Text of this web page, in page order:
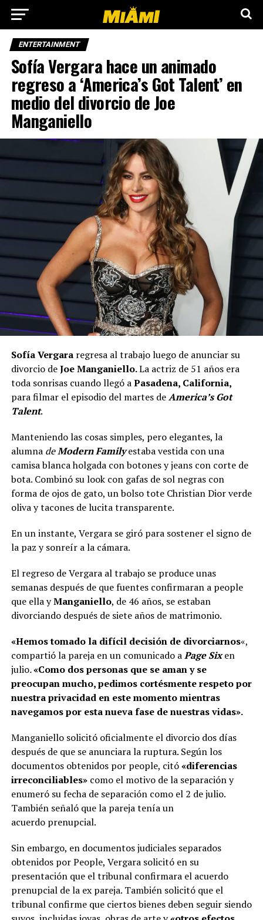
ENTERTAINMENT
Sofía Vergara hace un animado
regreso a ‘America’s Got Talent’ en
medio del divorcio de Joe
Manganiello
Sofía Vergararegresa al trabajo luego de anunciar su
divorcio deJoe Manganiello.La actriz de 51 años era
toda sonrisas cuando llegó aPasadena, California,
para filmar el episodio del martes deAmerica’s Got
Talent.
Manteniendo las cosas simples, pero elegantes, la
alumna deModern Familyestaba vestida con una
camisa blanca holgada con botones y jeans con corte de
bota. Combinó su look con gafas de sol negras con
forma de ojos de gato, un bolso tote Christian Dior verde
oliva y tacones de lucita transparente.
En un instante, Vergara se giró para sostener el signo de
la paz y sonreír a la cámara.
El regreso de Vergara al trabajo se produce unas
semanas después de que fuentes confirmaran a people
que ella yManganiello, de 46 años, se estaban
divorciando después de siete años de matrimonio.
«Hemos tomado la difícil decisión de divorciarnos«,
compartió la pareja en un comunicado aPage Six en
julio.«Como dos personas que se aman y se
preocupan mucho, pedimos cortésmente respeto por
nuestra privacidad en este momento mientras
navegamos por esta nueva fase de nuestras vidas».
Manganiello solicitó oficialmente el divorcio dos días
después de que se anunciara la ruptura. Según los
documentos obtenidos por people, citó«diferencias
irreconciliables»como el motivo de la separación y
enumeró su fecha de separación como el 2 de julio.
También señaló que la pareja tenía un
acuerdo prenupcial.
Sin embargo, en documentos judiciales separados
obtenidos por People, Vergara solicitó en su
presentación que el tribunal confirmara el acuerdo
prenupcial de la ex pareja. También solicitó que el
tribunal confirme que ciertos bienes deben seguir siendo